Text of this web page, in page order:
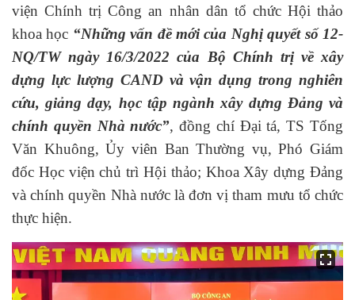
viện Chính trị Công an nhân dân tổ chức Hội thảo
khoa học “Những vấn đề mới của Nghị quyết số 12-
NQ/TW ngày 16/3/2022 của Bộ Chính trị về xây
dựng lực lượng CAND và vận dụng trong nghiên
cứu, giảng dạy, học tập ngành xây dựng Đảng và
chính quyền Nhà nước”, đồng chí Đại tá, TS Tống
Văn Khuông, Ủy viên Ban Thường vụ, Phó Giám
đốc Học viện chủ trì Hội thảo; Khoa Xây dựng Đảng
và chính quyền Nhà nướclà đơn vị tham mưu tổ chức
thực hiện.